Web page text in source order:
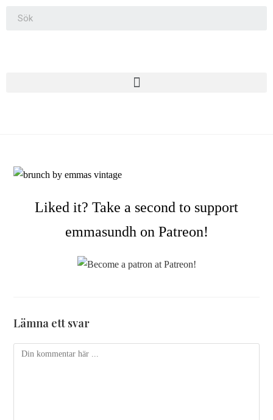
Liked it? Take a second to support
emmasundh on Patreon!
Lämna ett svar